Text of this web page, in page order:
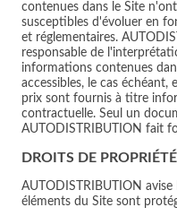
contenues dans le Site
susceptibles d'évoluer en
et réglementaires.
responsable de
informations contenues
accessibles, le cas échéant,
prix sont fournis à titre
contractuelle. Seul un
AUTODISTRIBUTION fait
DROITS DE
AUTODISTRIBUTION
éléments du Site sont